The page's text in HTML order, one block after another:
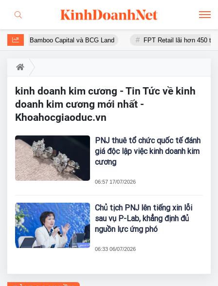
của Bamboo Capital và BCG Land FPT Retail lãi hơn 450 tỷ
kinh doanh kim cương - Tin Tức về kinh
doanh kim cương mới nhất -
Khoahocgiaoduc.vn
PNJ thuê tổ chức quốc tế đánh
giá độc lập việc kinh doanh kim
cương
06:57 17/07/2026
Chủ tịch PNJ lên tiếng xin lỗi
sau vụ P-Lab, khẳng định đủ
nguồn lực ứng phó
06:33 06/07/2026